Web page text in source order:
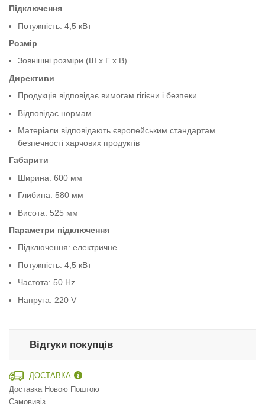
Підключення
Потужність: 4,5 кВт
Розмір
Зовнішні розміри (Ш x Г x В)
Директиви
Продукція відповідає вимогам гігієни і безпеки
Відповідає нормам
Матеріали відповідають європейським стандартам
безпечності харчових продуктів
Габарити
Ширина: 600 мм
Глибина: 580 мм
Висота: 525 мм
Параметри підключення
Підключення: електричне
Потужність: 4,5 кВт
Частота: 50 Hz
Напруга: 220 V
Відгуки покупців
ДОСТАВКА
Доставка Новою Поштою
Самовивіз